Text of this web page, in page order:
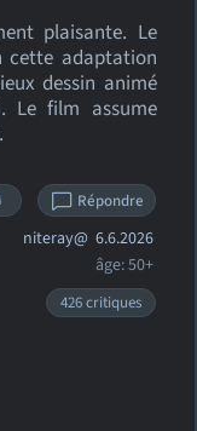
plaisante. Le
cette adaptation
dessin animé
Le film assume
Répondre
niteray@ 6.6.2026
âge: 50+
426 critiques